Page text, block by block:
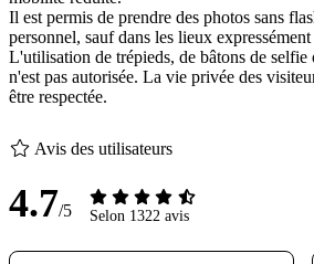
Il est permis de prendre des photos sans
personnel, sauf dans les lieux
L'utilisation de trépieds, de bâtons de selfie
n'est pas autorisée. La vie privée des
être respectée.
Avis des utilisateurs
4.7/5 Selon 1322 avis